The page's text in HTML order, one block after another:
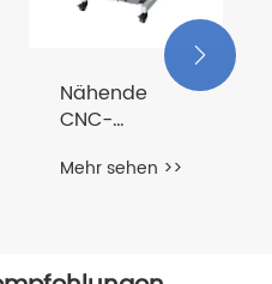
Nähende
CNC-
Mehr sehen >>
